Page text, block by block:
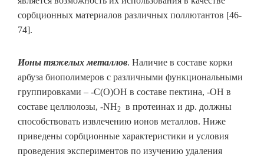
сорбционных материалов различных поллютантов [46-
74].
Ионы тяжелых металлов. Наличие в составе корки
арбуза биополимеров с различными функциональными
группировками – -С(О)ОН в составе пектина, -ОН в
составе целлюлозы, -NH2 в протеинах и др. должны
способствовать извлечению ионов металлов. Ниже
приведены сорбционные характеристики и условия
проведения экспериментов по изучению удаления